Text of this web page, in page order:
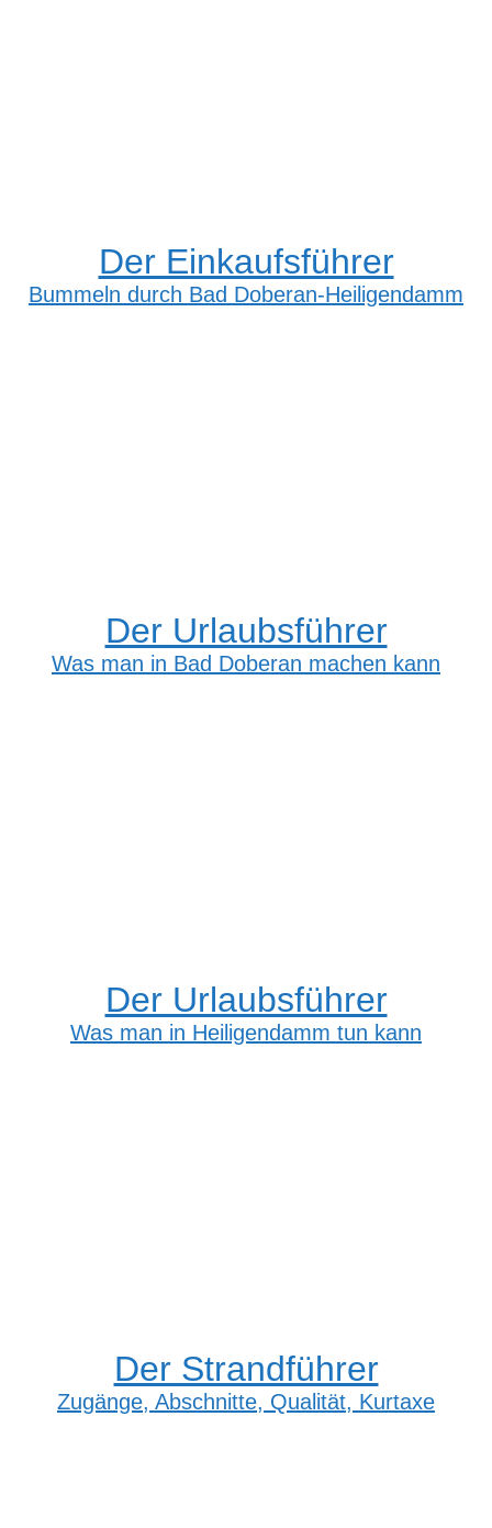
Der Einkaufsführer
Bummeln durch Bad Doberan-Heiligendamm
Der Urlaubsführer
Was man in Bad Doberan machen kann
Der Urlaubsführer
Was man in Heiligendamm tun kann
Der Strandführer
Zugänge, Abschnitte, Qualität, Kurtaxe